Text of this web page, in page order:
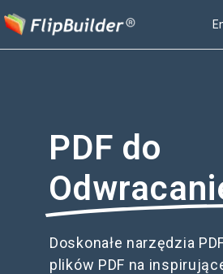
PDF do
Doskonałe narzędzia
plików PDF na